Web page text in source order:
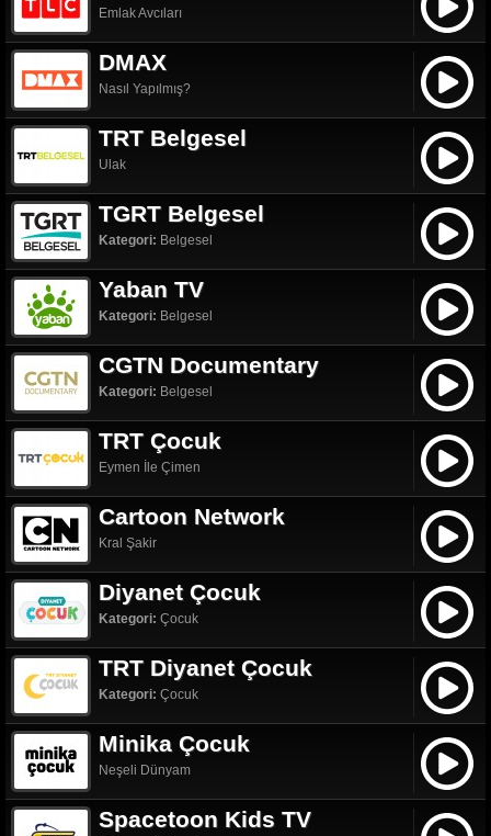
Emlak Avcıları
DMAX
Nasıl Yapılmış?
TRT Belgesel
Ulak
TGRT Belgesel
Kategori: Belgesel
Yaban TV
Kategori: Belgesel
CGTN Documentary
Kategori: Belgesel
TRT Çocuk
Eymen İle Çimen
Cartoon Network
Kral Şakir
Diyanet Çocuk
Kategori: Çocuk
TRT Diyanet Çocuk
Kategori: Çocuk
Minika Çocuk
Neşeli Dünyam
Spacetoon Kids TV